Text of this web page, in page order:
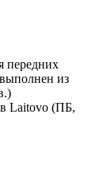
передних
из
Laitovo (ПБ,